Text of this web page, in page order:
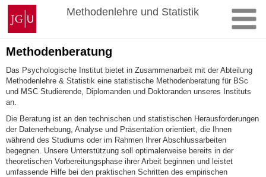
Zum
Inhalt
springen
Johannes
Gutenberg-
Universität
Mainz
Methodenlehre und Statistik
Methodenberatung
Das Psychologische Institut bietet in Zusammenarbeit mit der Abteilung
Methodenlehre & Statistik eine statistische Methodenberatung für BSc
und MSC Studierende, Diplomanden und Doktoranden unseres Instituts
an.
Die Beratung ist an den technischen und statistischen Herausforderungen
der Datenerhebung, Analyse und Präsentation orientiert, die Ihnen
während des Studiums oder im Rahmen Ihrer Abschlussarbeiten
begegnen. Unsere Unterstützung soll optimalerweise bereits in der
theoretischen Vorbereitungsphase ihrer Arbeit beginnen und leistet
umfassende Hilfe bei den praktischen Schritten des empirischen